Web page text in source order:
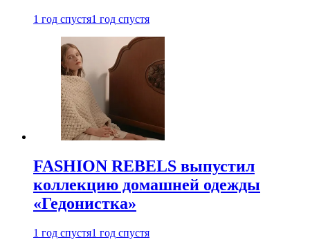
1 год спустя1 год спустя
FASHION REBELS выпустил
коллекцию домашней одежды
«Гедонистка»
1 год спустя1 год спустя